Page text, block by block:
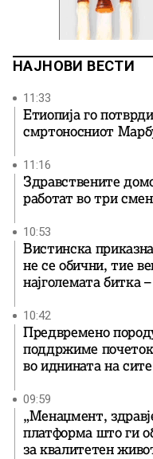
НАЈНОВИ ВЕСТИ
11:33
Етиопија го
смртоносниот
11:16
Здравствените
работат во три
10:53
Вистинска
не се обични, тие
најголемата битка
10:42
Предвремено
поддржиме
во иднината на
09:59
„Менаџмент,
платформа што ги
за квалитетен